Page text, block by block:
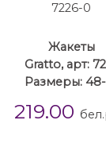
Жакеты
Gratto, арт:
Размеры:
219.00